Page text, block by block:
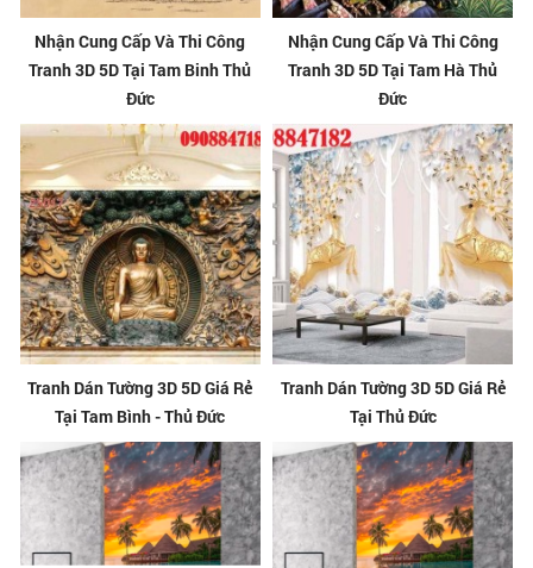
Nhận Cung Cấp Và Thi Công
Tranh 3D 5D Tại Tam Binh Thủ
Đức
Nhận Cung Cấp Và Thi Công
Tranh 3D 5D Tại Tam Hà Thủ
Đức
Tranh Dán Tường 3D 5D Giá Rẻ
Tại Tam Bình - Thủ Đức
Tranh Dán Tường 3D 5D Giá Rẻ
Tại Thủ Đức